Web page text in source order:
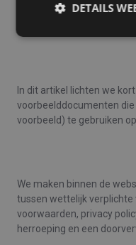
webshop regels nu
In dit artikel lichten we
voorbeelddocumenten
voorbeeld) te gebruiken
We maken binnen de
tussen wettelijk
voorwaarden, privacy
herroeping en een
DETAILS